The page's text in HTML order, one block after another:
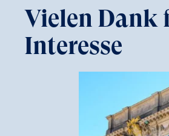
Pfadnavigation
Vielen Dank
Interesse